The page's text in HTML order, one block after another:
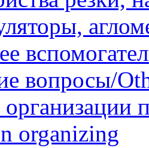
вопросы/
organizing